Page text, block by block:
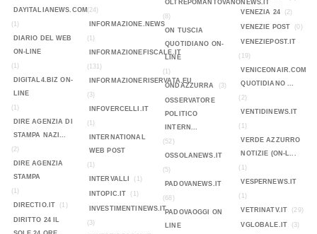
DAYITALIANEWS.COM
(1)
DIARIO DEL WEB
ON-LINE
(1)
DIGITAL4.BIZ ON-
LINE
(1)
DIRE AGENZIA DI
STAMPA NAZI...
(2)
DIRE AGENZIA
STAMPA
(1)
DIRECTIO.IT
(1)
DIRITTO 24 IL
(24)
INFORMAZIONE.NEWS
(1)
INFORMAZIONEFISCALE.IT
(131)
INFORMAZIONERISERVATA.EU
(3)
INFOVERCELLI.IT
(1)
INTERNATIONAL
WEB POST
(1)
INTERVALLI
(1)
INTOPIC.IT (1)
INVESTIMENTINEWS.IT
(3)
OLTREPOMANTOVANONEWS.IT
(8)
ON TUSCIA
QUOTIDIANO ON-
LINE
(1)
ONDAZZURRA
(3)
OSSERVATORE
POLITICO
INTERN...
(52)
OSSOLANEWS.IT
(5)
PADOVANEWS.IT
(68)
PADOVAOGGI ON
LINE
VENEZIA 24 (2)
VENEZIE POST (0)
VENEZIEPOST.IT
(19)
VENICEONAIR.COM
QUOTIDIANO ...
(2)
VENTIDINEWS.IT
(1)
VERDE AZZURRO
NOTIZIE (ON-L...
(1)
VESPERNEWS.IT
(1)
VETRINATV.IT
(29)
VGLOBALE.IT (3)